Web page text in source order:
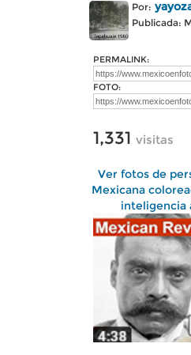
Por:
Publicada:
PERMALINK:
FOTO:
1,331 visitas
Ver fotos de
Mexicana
inteligencia